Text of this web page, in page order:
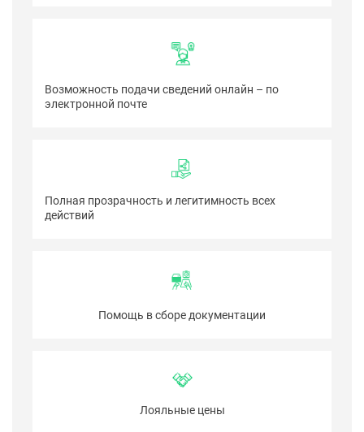
Возможность подачи сведений онлайн – по
электронной почте
Полная прозрачность и легитимность всех
действий
Помощь в сборе документации
Лояльные цены